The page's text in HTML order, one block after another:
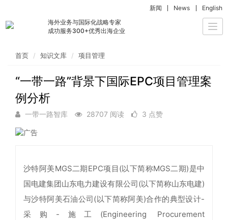
海外业务与国际化战略专家
成功服务300+优秀出海企业
新闻 News English
首页 知识文库 项目管理
“一带一路”背景下国际EPC项目管理案
例分析
一带一路智库 28707 阅读 3 点赞
沙特阿美MGS二期EPC项目(以下简称MGS二期)是中
国电建集团山东电力建设有限公司(以下简称山东电建)
与沙特阿美石油公司(以下简称阿美)合作的典型设计-
采购-施工(Engineering Procurement